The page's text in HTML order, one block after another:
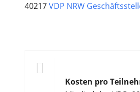
40217VDP NRW
Kosten pro